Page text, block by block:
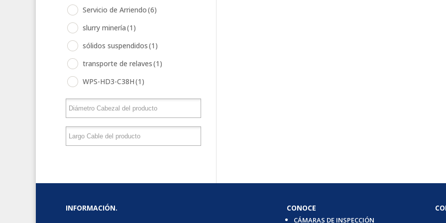
Servicio de Arriendo(6)
slurry minería(1)
sólidos suspendidos(1)
transporte de relaves(1)
WPS-HD3-C38H(1)
INFORMACIÓN.
CONOCE
CÁMARAS DE INSPECCIÓN